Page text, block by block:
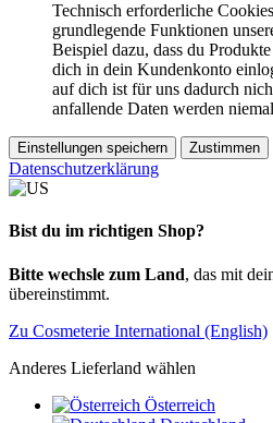
Technisch erforderliche
grundlegende Funktionen
Beispiel dazu, dass du
dich in dein Kundenkonto
auf dich ist für uns dadurch
anfallende Daten werden
Einstellungen speichern Zustimmen
Datenschutzerklärung
Bist du im richtigen Shop?
Bitte wechsle zum Land, das mit
übereinstimmt.
Zu Cosmeterie International (English)
Anderes Lieferland wählen
Österreich